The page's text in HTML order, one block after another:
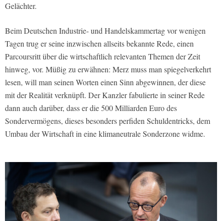
Gelächter.
Beim Deutschen Industrie‑ und Handelskammertag vor wenigen
Tagen trug er seine inzwischen allseits bekannte Rede, einen
Parcoursritt über die wirtschaftlich relevanten Themen der Zeit
hinweg, vor. Müßig zu erwähnen: Merz muss man spiegelverkehrt
lesen, will man seinen Worten einen Sinn abgewinnen, der diese
mit der Realität verknüpft. Der Kanzler fabulierte in seiner Rede
dann auch darüber, dass er die 500 Milliarden Euro des
Sondervermögens, dieses besonders perfiden Schuldentricks, dem
Umbau der Wirtschaft in eine klimaneutrale Sonderzone widme.